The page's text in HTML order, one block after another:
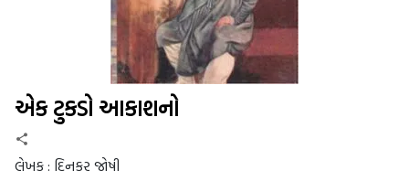
એક ટુકડો આકાશનો
લેખક : દિનકર જોષી